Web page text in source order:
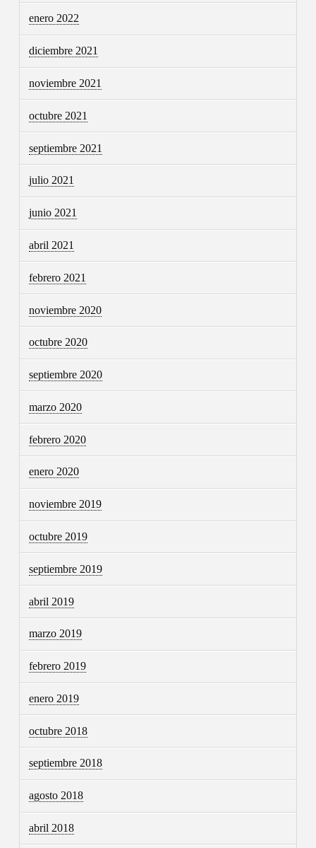
enero 2022
diciembre 2021
noviembre 2021
octubre 2021
septiembre 2021
julio 2021
junio 2021
abril 2021
febrero 2021
noviembre 2020
octubre 2020
septiembre 2020
marzo 2020
febrero 2020
enero 2020
noviembre 2019
octubre 2019
septiembre 2019
abril 2019
marzo 2019
febrero 2019
enero 2019
octubre 2018
septiembre 2018
agosto 2018
abril 2018